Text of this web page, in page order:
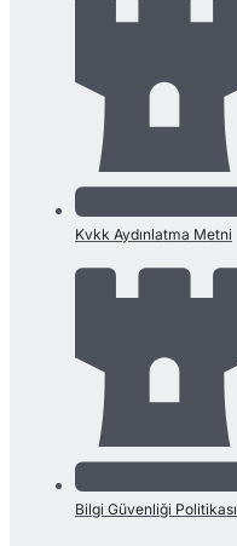
Kvkk Aydınlatma Metni
Bilgi Güvenliği Politikası